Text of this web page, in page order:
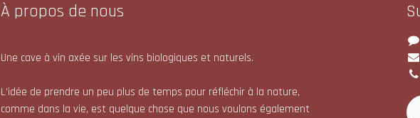
À propos de nous
Une cave à vin axée sur les vins biologiques et naturels.
L'idée de prendre un peu plus de temps pour réfléchir à la nature,
comme dans la vie, est quelque chose que nous voulons également